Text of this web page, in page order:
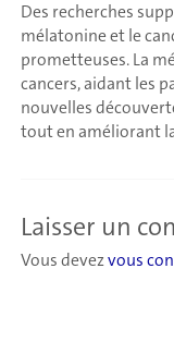
Des recherches
mélatonine et le
prometteuses. La
cancers, aidant les
nouvelles
tout en améliorant
Laisser un
Vous devezvous